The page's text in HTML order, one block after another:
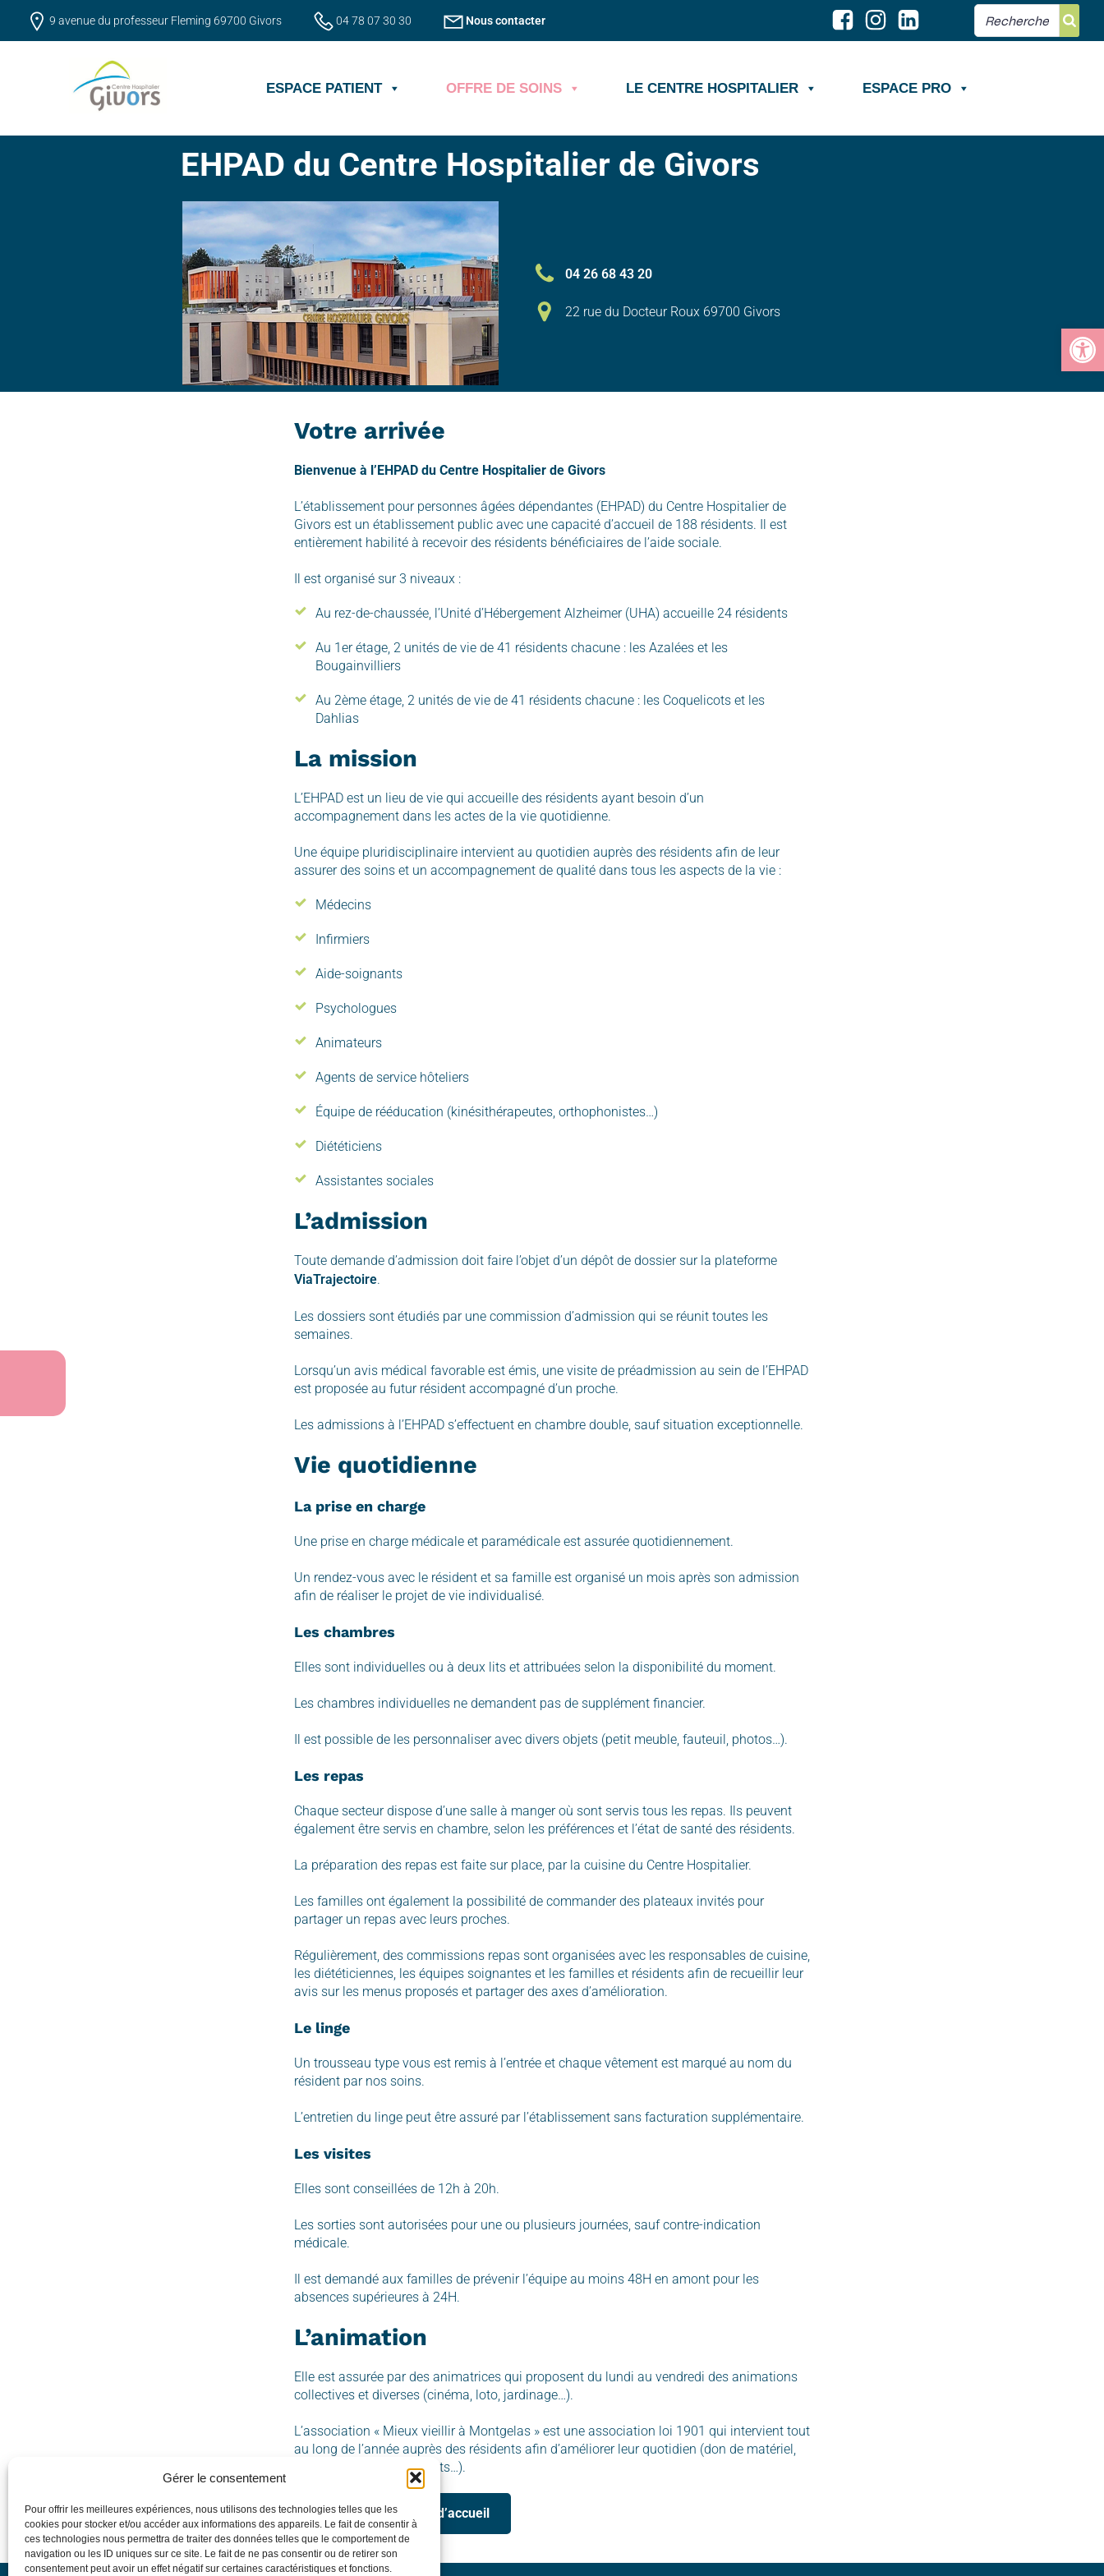
Ouvrir la barre d’outils
Gérer le consentement
Pour offrir les meilleures expériences, nous utilisons des technologies telles que les
cookies pour stocker et/ou accéder aux informations des appareils. Le fait de consentir à
ces technologies nous permettra de traiter des données telles que le comportement de
navigation ou les ID uniques sur ce site. Le fait de ne pas consentir ou de retirer son
consentement peut avoir un effet négatif sur certaines caractéristiques et fonctions.
9 avenue du professeur Fleming 69700 Givors 04 78 07 30 30 Nous contacter
ESPACE PATIENT OFFRE DE SOINS LE CENTRE HOSPITALIER ESPACE PRO
EHPAD du Centre Hospitalier de Givors
04 26 68 43 20
22 rue du Docteur Roux 69700 Givors
Votre arrivée
Bienvenue à l’EHPAD du Centre Hospitalier de Givors
L’établissement pour personnes âgées dépendantes (EHPAD) du Centre Hospitalier de
Givors est un établissement public avec une capacité d’accueil de 188 résidents. Il est
entièrement habilité à recevoir des résidents bénéficiaires de l’aide sociale.
Il est organisé sur 3 niveaux :
Au rez-de-chaussée, l’Unité d’Hébergement Alzheimer (UHA) accueille 24 résidents
Au 1er étage, 2 unités de vie de 41 résidents chacune : les Azalées et les
Bougainvilliers
Au 2ème étage, 2 unités de vie de 41 résidents chacune : les Coquelicots et les
Dahlias
La mission
L’EHPAD est un lieu de vie qui accueille des résidents ayant besoin d’un
accompagnement dans les actes de la vie quotidienne.
Une équipe pluridisciplinaire intervient au quotidien auprès des résidents afin de leur
assurer des soins et un accompagnement de qualité dans tous les aspects de la vie :
Médecins
Infirmiers
Aide-soignants
Psychologues
Animateurs
Agents de service hôteliers
Équipe de rééducation (kinésithérapeutes, orthophonistes…)
Diététiciens
Assistantes sociales
L’admission
Toute demande d’admission doit faire l’objet d’un dépôt de dossier sur la plateforme
ViaTrajectoire.
Les dossiers sont étudiés par une commission d’admission qui se réunit toutes les
semaines.
Lorsqu’un avis médical favorable est émis, une visite de préadmission au sein de l’EHPAD
est proposée au futur résident accompagné d’un proche.
Les admissions à l’EHPAD s’effectuent en chambre double, sauf situation exceptionnelle.
Vie quotidienne
La prise en charge
Une prise en charge médicale et paramédicale est assurée quotidiennement.
Un rendez-vous avec le résident et sa famille est organisé un mois après son admission
afin de réaliser le projet de vie individualisé.
Les chambres
Elles sont individuelles ou à deux lits et attribuées selon la disponibilité du moment.
Les chambres individuelles ne demandent pas de supplément financier.
Il est possible de les personnaliser avec divers objets (petit meuble, fauteuil, photos…).
Les repas
Chaque secteur dispose d’une salle à manger où sont servis tous les repas. Ils peuvent
également être servis en chambre, selon les préférences et l’état de santé des résidents.
La préparation des repas est faite sur place, par la cuisine du Centre Hospitalier.
Les familles ont également la possibilité de commander des plateaux invités pour
partager un repas avec leurs proches.
Régulièrement, des commissions repas sont organisées avec les responsables de cuisine,
les diététiciennes, les équipes soignantes et les familles et résidents afin de recueillir leur
avis sur les menus proposés et partager des axes d’amélioration.
Le linge
Un trousseau type vous est remis à l’entrée et chaque vêtement est marqué au nom du
résident par nos soins.
L’entretien du linge peut être assuré par l’établissement sans facturation supplémentaire.
Les visites
Elles sont conseillées de 12h à 20h.
Les sorties sont autorisées pour une ou plusieurs journées, sauf contre-indication
médicale.
Il est demandé aux familles de prévenir l’équipe au moins 48H en amont pour les
absences supérieures à 24H.
L’animation
Elle est assurée par des animatrices qui proposent du lundi au vendredi des animations
collectives et diverses (cinéma, loto, jardinage…).
L’association « Mieux vieillir à Montgelas » est une association loi 1901 qui intervient tout
au long de l’année auprès des résidents afin d’améliorer leur quotidien (don de matériel,
organisation d’évènements…).
Télécharger le livret d’accueil